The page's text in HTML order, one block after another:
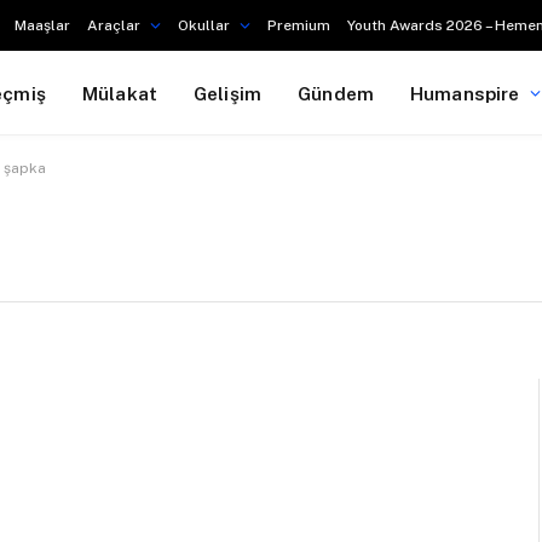
Maaşlar Araçlar Okullar Premium Youth Awards 2026 –
Mülakat Gelişim Gündem Humanspire
şapka